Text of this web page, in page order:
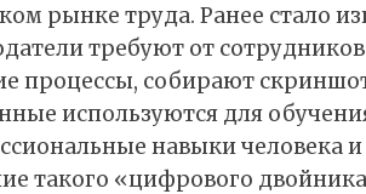
рынке труда. Ранее стало
требуют от
процессы, собирают
используются для
навыки человека
такого «цифрового